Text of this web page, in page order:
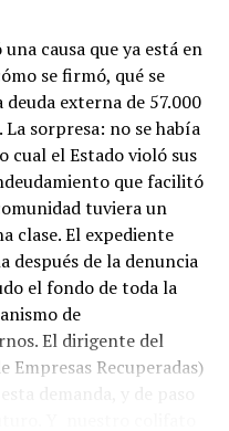
causa que ya está en
se firmó, qué se
externa de 57.000
sorpresa: no se había
cual el Estado violó sus
que facilitó
tuviera un
clase. El expediente
después de la denuncia
el fondo de toda la
de
El dirigente del
Empresas Recuperadas)